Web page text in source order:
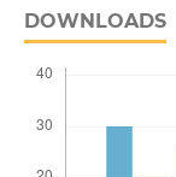
DOWNLOADS